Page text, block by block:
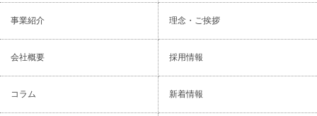
事業紹介 理念・ご挨拶
会社概要 採用情報
コラム 新着情報